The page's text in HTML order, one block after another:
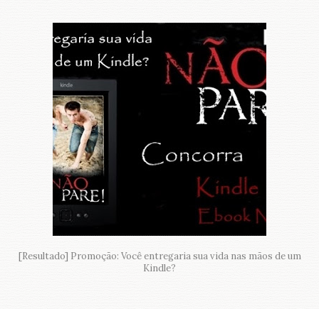
[Resultado] Promoção: Você entregaria sua vida nas mãos de um
Kindle?